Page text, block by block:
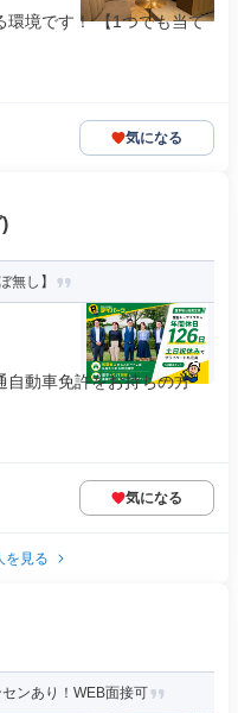
環境です！ 【1つでも当て
気になる
無し】
自動車免許をお持ちの方
気になる
を見る
ンあり！WEB面接可